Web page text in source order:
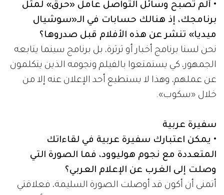
• ألم تصبح وسائل التواصل عامل «حرق» لمثل
برنامجك، إذ هنالك حسابات في الـ«سوشيال
ميديا» تنشر عن هذه الأفلام قبل صدروها؟
نحن لسنا برنامج أخبار أو ثرثرة، بل برنامج سينما يتابعه
الجمهور، كي يستمتعوا بالفيلم ونجومه الذين يتكلمون
عن عملهم، وهذا لا يستطيع أحد الإعلان عنه إلا من
خلال «سكوب».
سفيرة عربية
• يمكن اعتبارك سفيرة عربية في لقاءاتك
المتعددة مع نجوم هوليوود، فما الصورة التي
وصلت إلى الغرب عن الإعلام العربي؟
أتمنى أن أكون قد أوصلت الصورة السليمة، فعلاقتي